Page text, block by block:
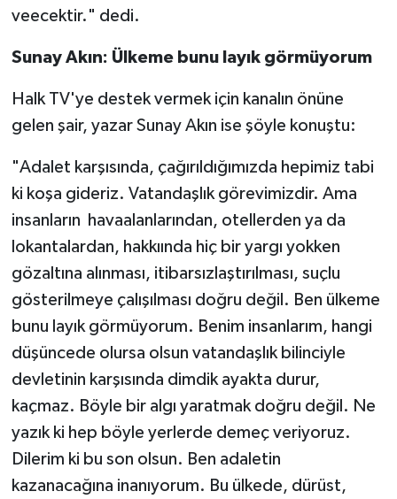
veecektir." dedi.
Sunay Akın: Ülkeme bunu layık görmüyorum
Halk TV'ye destek vermek için kanalın önüne
gelen şair, yazar Sunay Akın ise şöyle konuştu:
"Adalet karşısında, çağırıldığımızda hepimiz tabi
ki koşa gideriz. Vatandaşlık görevimizdir. Ama
insanların havaalanlarından, otellerden ya da
lokantalardan, hakkıında hiç bir yargı yokken
gözaltına alınması, itibarsızlaştırılması, suçlu
gösterilmeye çalışılması doğru değil. Ben ülkeme
bunu layık görmüyorum. Benim insanlarım, hangi
düşüncede olursa olsun vatandaşlık bilinciyle
devletinin karşısında dimdik ayakta durur,
kaçmaz. Böyle bir algı yaratmak doğru değil. Ne
yazık ki hep böyle yerlerde demeç veriyoruz.
Dilerim ki bu son olsun. Ben adaletin
kazanacağına inanıyorum. Bu ülkede, dürüst,